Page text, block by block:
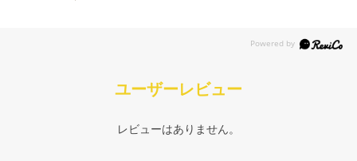
ユーザーレビュー
レビューはありません。